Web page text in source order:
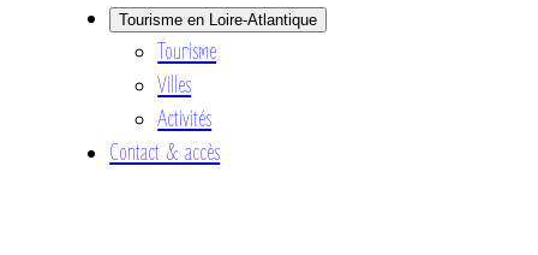
Tourisme en Loire-Atlantique
Tourisme
Villes
Activités
Contact & accès